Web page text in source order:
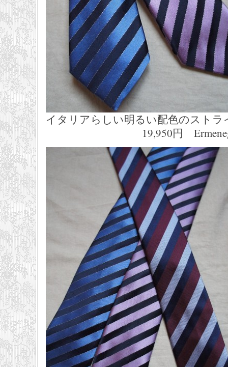
イタリアらしい明るい配色のストラ
19,950円 Ermenegildo